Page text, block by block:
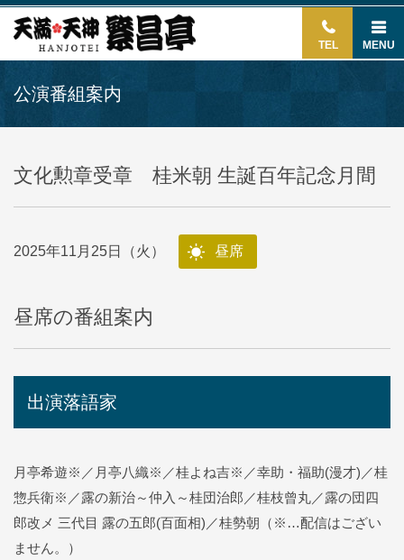
TEL MENU
公演番組案内
文化勲章受章 桂米朝 生誕百年記念月間
2025年11月25日（火） 昼席
昼席の番組案内
出演落語家
月亭希遊※／月亭八織※／桂よね吉※／幸助・福助(漫才)／桂
惣兵衛※／露の新治～仲入～桂団治郎／桂枝曾丸／露の団四
郎改メ 三代目 露の五郎(百面相)／桂勢朝
（※…配信はござい
ません。）